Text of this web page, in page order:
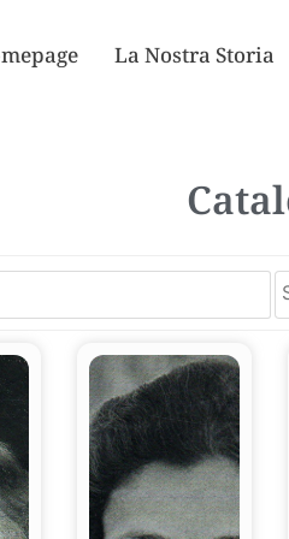
La Nostra Storia